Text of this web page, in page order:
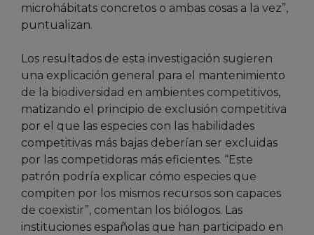
microhábitats concretos o ambas cosas a la vez”,
puntualizan.
Los resultados de esta investigación sugieren
una explicación general para el mantenimiento
de la biodiversidad en ambientes competitivos,
matizando el principio de exclusión competitiva
por el que las especies con las habilidades
competitivas más bajas deberían ser excluidas
por las competidoras más eficientes. “Este
patrón podría explicar cómo especies que
compiten por los mismos recursos son capaces
de coexistir”, comentan los biólogos. Las
instituciones españolas que han participado en